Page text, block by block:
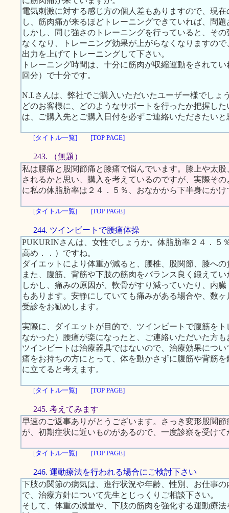
電気刺激に対する感じ方の個人差もありますので、現
し、筋肉痛が来るほどトレーニングできていれば、問
しかし、同じ強さのトレーニングを行っていると、そ
なくなり、トレーニング効果が上がらなくなりますの
出力を上げてトレーニングして下さい。
トレーニング時間は、十分に筋肉が収縮運動をされて
回分）で十分です。
N.I.さんは、弊社でご購入いただいたユーザー様でしょ
どのお客様に、どのようなサポートを行ったか把握し
は、ご購入先とご購入日付を必ずご連絡いただきたいと
[タイトル一覧] [TOP PAGE]
243. （無題）
私は腰痛と股関節痛と膝痛で悩んでいます。膝上や太
されるかと思い、購入を考えているのですが、実際そ
に私の体脂肪率は２４．５％、おなかから下半身にか
[タイトル一覧] [TOP PAGE]
244. ツインビートで腰痛体操
PUKURINさんは、女性でしょうか。体脂肪率２４．５
高め．．）ですね。
ダイエットにより体重が減ると、腰椎、股関節、膝へ
また、腹筋、背筋や下肢の筋肉をバランス良く鍛えて
しかし、痛みの原因が、軟骨がすり減っていたり、内
もあります。安静にしていても痛みがある場合や、数
受診をお勧めします。
実際に、ダイエットが目的で、ツインビートで腹筋を
なかった）腰痛が楽になったと、ご連絡いただいた方も
ツインビートは治療器具ではないので、治療効果につ
痛をお持ちの方にとって、体を動かさずに腹筋や背筋
に立てると考えます。
[タイトル一覧] [TOP PAGE]
245. 考えてみます
早速のご返事ありがとうございます。さっき変形股関
が、初期症状に近いものがあるので、一度診察を受け
[タイトル一覧] [TOP PAGE]
246. 運動療法を行われる場合にご検討下さい
下肢の関節の病気は、進行状況や年齢、性別、お仕事
で、治療方針について先生とじっくりご相談下さい。
そして、体重の減量や、下肢の筋肉を強化する運動療